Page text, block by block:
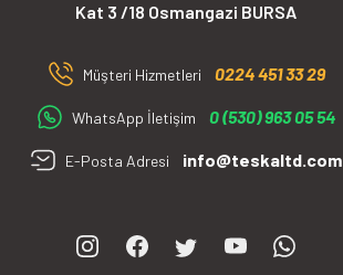
Kat 3 /18 Osmangazi BURSA
Müşteri Hizmetleri 0224 451 33 29
WhatsApp İletişim 0 (530) 963 05 54
E-Posta Adresi info@teskaltd.com